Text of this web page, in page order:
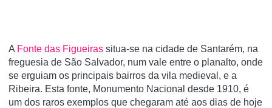
A Fonte das Figueiras situa-se na cidade de Santarém, na
freguesia de São Salvador, num vale entre o planalto, onde
se erguiam os principais bairros da vila medieval, e a
Ribeira. Esta fonte, Monumento Nacional desde 1910, é
um dos raros exemplos que chegaram até aos dias de hoje